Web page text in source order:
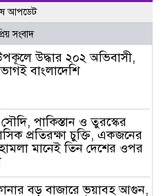
আপডেট
সংবাদ
উদ্ধার ২০২ অভিবাসী,
বাংলাদেশি
সৌদি, পাকিস্তান ও তুরস্কের
প্রতিরক্ষা চুক্তি, একজনের
মানেই তিন দেশের ওপর
বড় বাজারে ভয়াবহ আগুন,